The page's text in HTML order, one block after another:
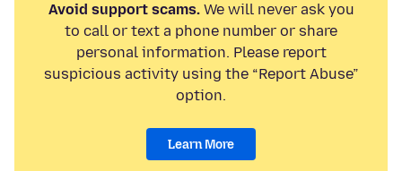
Avoid support scams.We will never ask you
to call or text a phone number or share
personal information. Please report
suspicious activity using the “Report Abuse”
option.
Learn More